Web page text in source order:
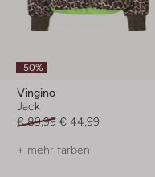
-50%
Vingino
Jack
€ 89,99 € 44,99
+ mehr farben